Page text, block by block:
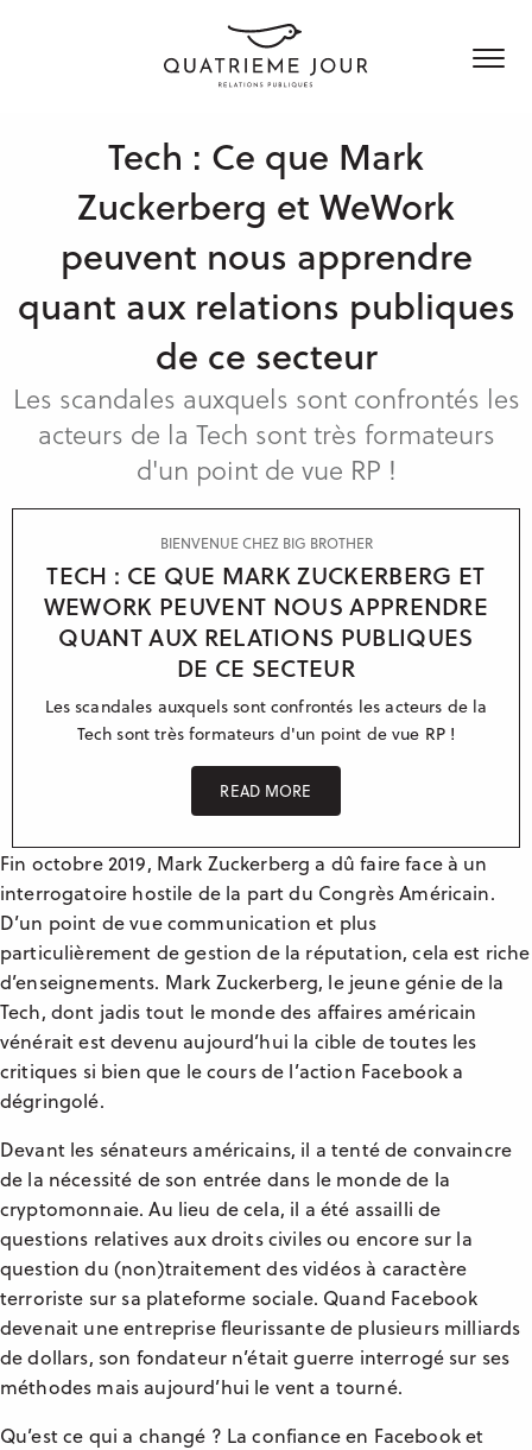
Tech : Ce que Mark
Zuckerberg et WeWork
peuvent nous apprendre
quant aux relations publiques
de ce secteur
Les scandales auxquels sont confrontés les
acteurs de la Tech sont très formateurs
d'un point de vue RP !
BIENVENUE CHEZ BIG BROTHER
TECH : CE QUE MARK ZUCKERBERG ET
WEWORK PEUVENT NOUS APPRENDRE
QUANT AUX RELATIONS PUBLIQUES
DE CE SECTEUR
Les scandales auxquels sont confrontés les acteurs de la
Tech sont très formateurs d'un point de vue RP !
READ MORE
Fin octobre 2019, Mark Zuckerberg a dû faire face à un
interrogatoire hostile de la part du Congrès Américain.
D’un point de vue communication et plus
particulièrement de gestion de la réputation, cela est riche
d’enseignements. Mark Zuckerberg, le jeune génie de la
Tech, dont jadis tout le monde des affaires américain
vénérait est devenu aujourd’hui la cible de toutes les
critiques si bien que le cours de l’action Facebook a
dégringolé.
Devant les sénateurs américains, il a tenté de convaincre
de la nécessité de son entrée dans le monde de la
cryptomonnaie. Au lieu de cela, il a été assailli de
questions relatives aux droits civiles ou encore sur la
question du (non)traitement des vidéos à caractère
terroriste sur sa plateforme sociale. Quand Facebook
devenait une entreprise fleurissante de plusieurs milliards
de dollars, son fondateur n’était guerre interrogé sur ses
méthodes mais aujourd’hui le vent a tourné.
Qu’est ce qui a changé ? La confiance en Facebook et
Qui sommes nous
Services
Médias & Influenceurs
Production de contenus
Réseaux sociaux
Communication de crise
Clients & Expertises
Technologies & Innovation
Industrie
Secteur public
News & Blog
Nos agences
Manchester
Casablanca
Berlin
Sydney
Charte RSE